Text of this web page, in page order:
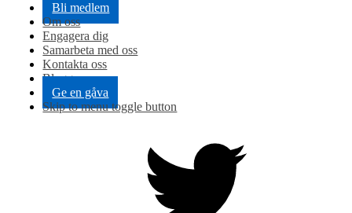
Bli medlem
Om oss
Engagera dig
Samarbeta med oss
Kontakta oss
Blogg
Ge en gåva
Skip to menu toggle button